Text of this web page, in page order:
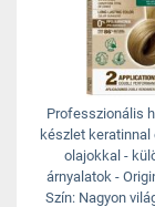
Professzionális
készlet keratinnal
olajokkal -
árnyalatok -
Szín: Nagyon